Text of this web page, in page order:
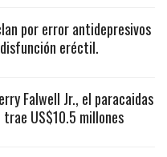
por error antidepresivos
eréctil.
Falwell Jr., el paracaidas
US$10.5 millones